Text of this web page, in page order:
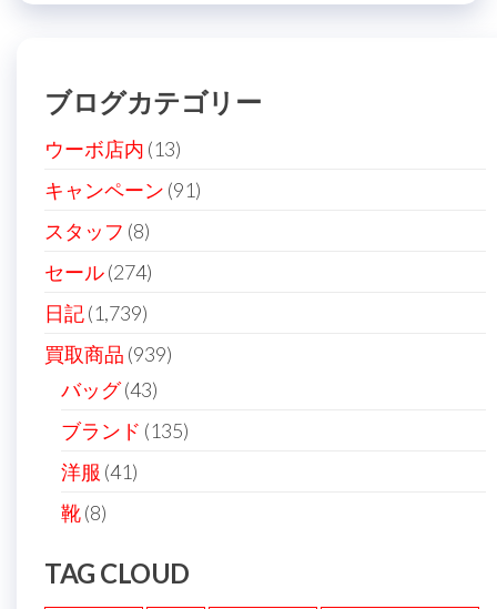
シ
ョ
ン
ブログカテゴリー
ウーボ店内 (13)
キャンペーン (91)
スタッフ (8)
セール(274)
日記(1,739)
買取商品 (939)
バッグ(43)
ブランド (135)
洋服 (41)
靴(8)
TAG CLOUD